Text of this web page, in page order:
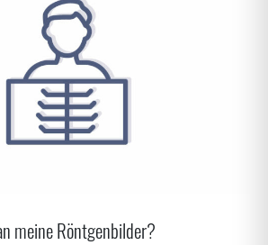
meine Röntgenbilder?